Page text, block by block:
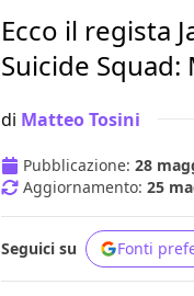
Ecco il regista
Suicide
di Matteo Tosini
Pubblicazione: 28
Aggiornamento: 25
Seguici su Fonti